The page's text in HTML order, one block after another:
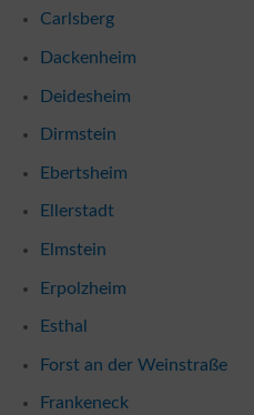
Carlsberg
Dackenheim
Deidesheim
Dirmstein
Ebertsheim
Ellerstadt
Elmstein
Erpolzheim
Esthal
Forst an der Weinstraße
Frankeneck